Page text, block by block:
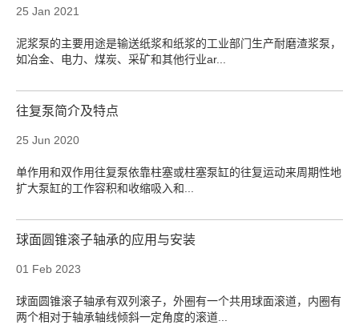
25 Jan 2021
泥浆泵的主要用途是输送纸浆和纸浆的工业部门生产耐磨渣浆泵，
如冶金、电力、煤炭、采矿和其他行业ar...
往复泵简介及特点
25 Jun 2020
单作用和双作用往复泵依靠柱塞或柱塞泵缸的往复运动来周期性地
扩大泵缸的工作容积和收缩吸入和...
球面圆锥滚子轴承的应用与安装
01 Feb 2023
球面圆锥滚子轴承有双列滚子，外圈有一个共用球面滚道，内圈有
两个相对于轴承轴线倾斜一定角度的滚道...